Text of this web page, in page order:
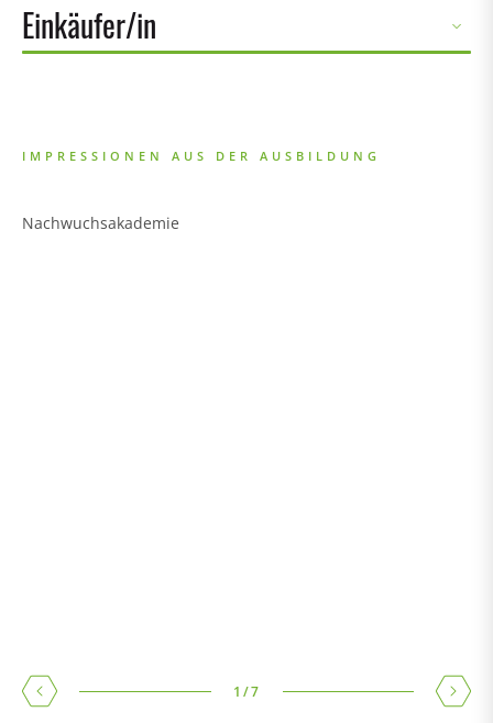
Einkäufer/in
IMPRESSIONEN AUS DER AUSBILDUNG
Nachwuchsakademie
1 /7